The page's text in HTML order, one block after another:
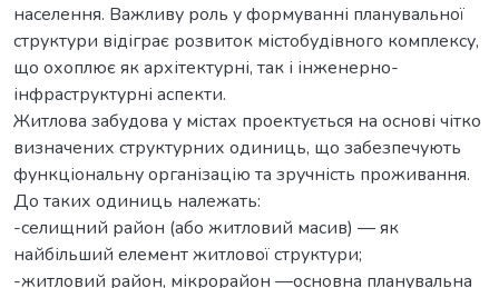
населення. Важливу роль у формуванні планувальної
структури відіграє розвиток містобудівного комплексу,
що охоплює як архітектурні, так і інженерно-
інфраструктурні аспекти.
Житлова забудова у містах проектується на основі чітко
визначених структурних одиниць, що забезпечують
функціональну організацію та зручність проживання.
До таких одиниць належать:
-селищний район (або житловий масив) — як
найбільший елемент житлової структури;
-житловий район, мікрорайон —основна планувальна